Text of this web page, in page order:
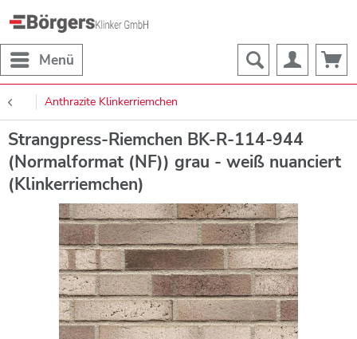
Menü
Anthrazite Klinkerriemchen
Strangpress-Riemchen BK-R-114-944
(Normalformat (NF)) grau - weiß nuanciert
(Klinkerriemchen)